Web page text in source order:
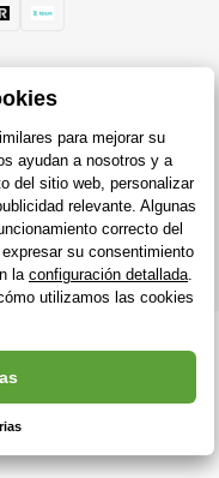
reservados
y se aplican
y su
RIESENIA